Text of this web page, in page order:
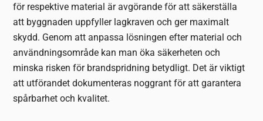
för respektive material är avgörande för att säkerställa
att byggnaden uppfyller lagkraven och ger maximalt
skydd. Genom att anpassa lösningen efter material och
användningsområde kan man öka säkerheten och
minska risken för brandspridning betydligt. Det är viktigt
att utförandet dokumenteras noggrant för att garantera
spårbarhet och kvalitet.